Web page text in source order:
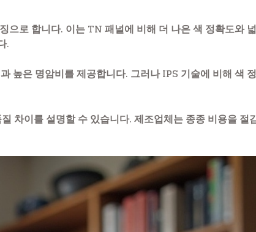
으로 합니다. 이는 TN 패널에 비해 더 나은 색 정확도와
.
높은 명암비를 제공합니다. 그러나 IPS 기술에 비해 색
차이를 설명할 수 있습니다. 제조업체는 종종 비용을 절